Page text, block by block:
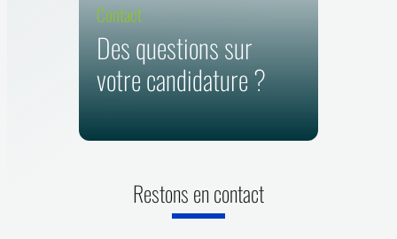
Contact
Des questions sur
votre candidature ?
Restons en contact